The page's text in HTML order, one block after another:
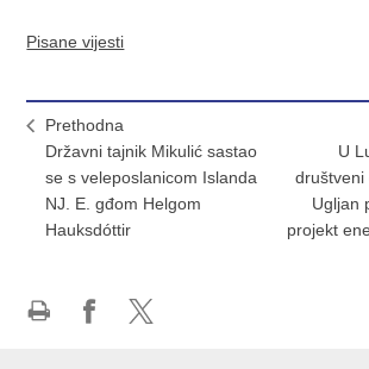
Pisane vijesti
Prethodna
Državni tajnik Mikulić sastao
se s veleposlanicom Islanda
NJ. E. gđom Helgom
Hauksdóttir
U
društveni
Ugljan
projekt